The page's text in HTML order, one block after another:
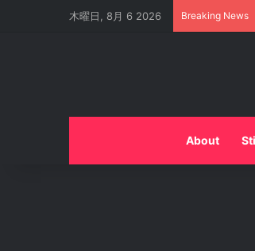
木曜日, 8月 6 2026 Breaking News
About